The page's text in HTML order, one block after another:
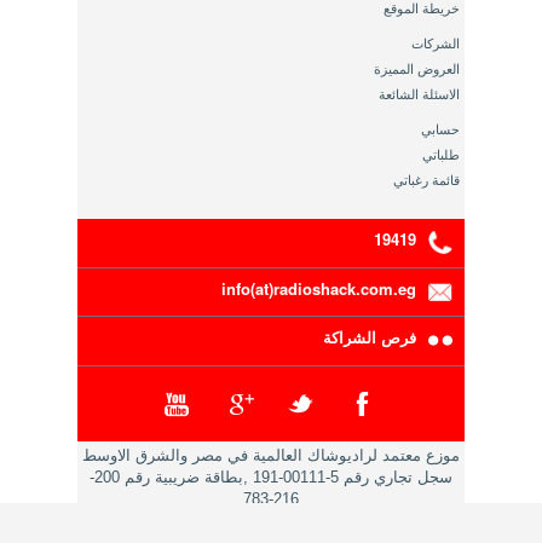
خريطة الموقع
الشركات
العروض المميزة
الاسئلة الشائعة
حسابي
طلباتي
قائمة رغباتي
19419
info(at)radioshack.com.eg
فرص الشراكة
موزع معتمد لراديوشاك العالمية في مصر والشرق الاوسط
سجل تجاري رقم 5-00111-191 ,بطاقة ضريبية رقم 200-
216-783